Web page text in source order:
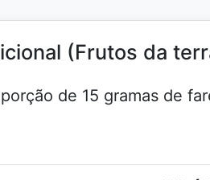
(Frutos da
de 15 gramas de